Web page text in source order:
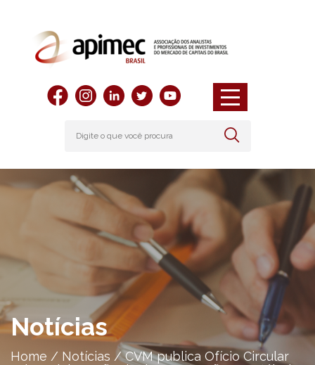
Notícias
Home / Notícias /CVM publica Ofício Circular